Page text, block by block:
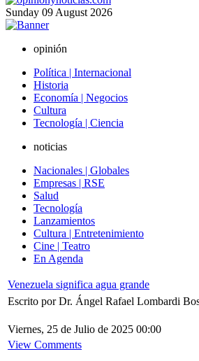
Sunday 09 August 2026
opinión
Política | Internacional
Historia
Economía | Negocios
Cultura
Tecnología | Ciencia
noticias
Nacionales | Globales
Empresas | RSE
Salud
Tecnología
Lanzamientos
Cultura | Entretenimiento
Cine | Teatro
En Agenda
Venezuela significa agua grande
Escrito por Dr. Ángel Rafael Lombardi
Viernes, 25 de Julio de 2025 00:00
View Comments